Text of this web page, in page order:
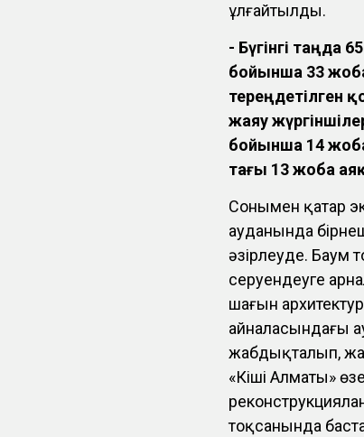
ұлғайтылды.
- Бүгінгі таңда
бойынша 33
тереңдетілген
жаяу
бойынша 14
тағы 13 жоба
Сонымен қатар
ауданында
әзірлеуде. Баум
серуендеуге
шағын
айналасындағы
жабдықталып,
«Кіші Алматы»
тоқсанында